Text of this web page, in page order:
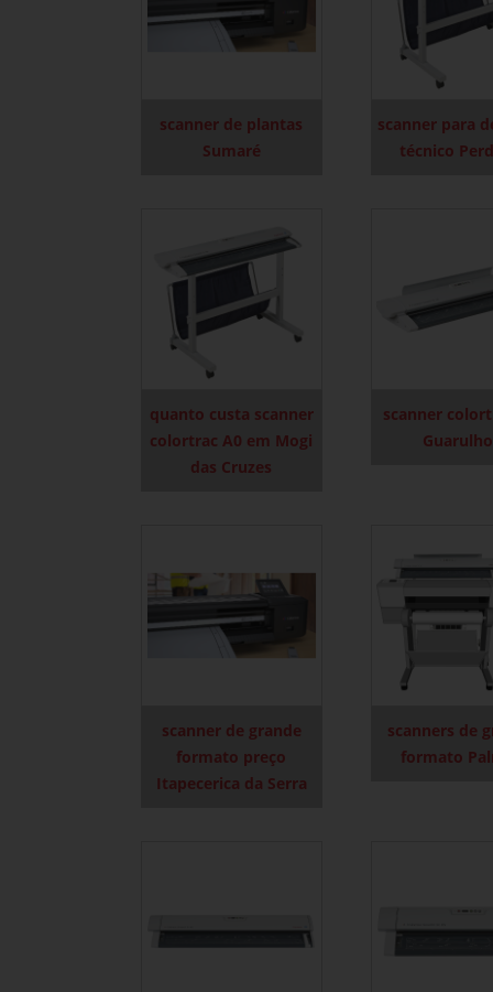
scanner de plantas
Sumaré
scanner para
técnico
quanto custa scanner
colortrac A0 em Mogi
das Cruzes
scanner
scanner de grande
formato preço
Itapecerica da Serra
scanners de
formato